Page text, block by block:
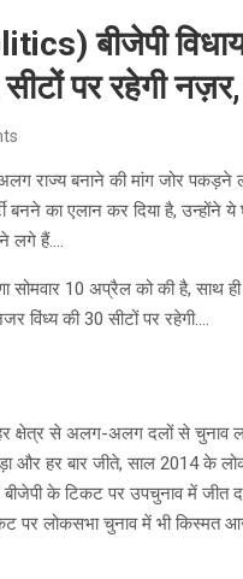
बीजेपी
सीटों पर रहेगी
राज्य बनाने की मांग जोर पकड़ने
बनने का एलान कर दिया है,
लगे हैं….
सोमवार 10 अप्रैल को की है,
विंध्य की 30 सीटों पर रहेगी….
क्षेत्र से अलग-अलग दलों से चुनाव
और हर बार जीते, साल 2014 के
के टिकट पर उपचुनाव में जीत
पर लोकसभा चुनाव में भी